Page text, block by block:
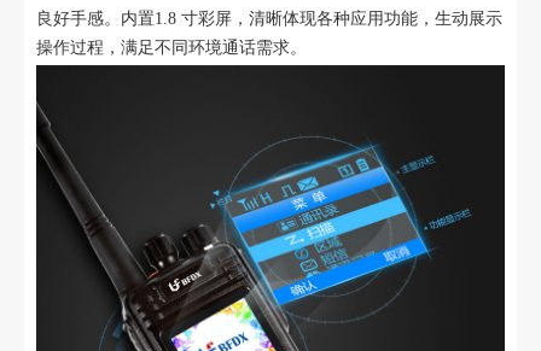
良好手感。内置1.8 寸彩屏，清晰体现各种应用功能，生动展示
操作过程，满足不同环境通话需求。